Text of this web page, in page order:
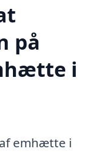
på
i
emhætte i